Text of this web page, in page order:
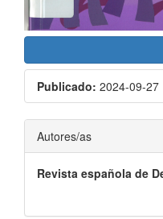
Publicado: 2024-09-27
Contenido
principal
del
artículo
Autores/as
Revista española de